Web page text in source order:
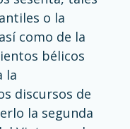
o la
como de la
bélicos
la
discursos de
la segunda